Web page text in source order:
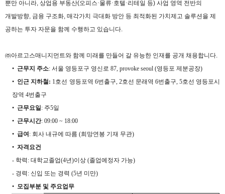
뿐만 아니라, 상업용 부동산(오피스·물류·호텔·리테일 등) 사업 영역 전반의
개발방향, 금융 구조화, 매각가치 극대화 방안 등 최적화된 가치제고 솔루션을 제
공하는 투자 자문을 함께 수행하고 있습니다.
㈜아르고스매니지먼트와 함께 미래를 만들어 갈 유능한 인재를 공개 채용합니다.
• 근무지 주소: 서울 영등포구 영신로 87, provoke seoul (영등포 제분공장)
• 인근 지하철: 1호선 영등포역 6번출구, 2호선 문래역 6번출구, 5호선 영등포시
장역 4번출구
• 근무요일: 주5일
• 근무시간: 09:00 ~ 18:00
• 급여 : 회사 내규에 따름 (희망연봉 기재 무관)
• 자격요건
- 학력 : 대학교졸업(4년)이상 (졸업예정자 가능)
- 경력 : 신입 또는 경력 (5년 미만)
• 모집부분 및 주요업무